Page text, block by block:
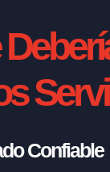
Confiable